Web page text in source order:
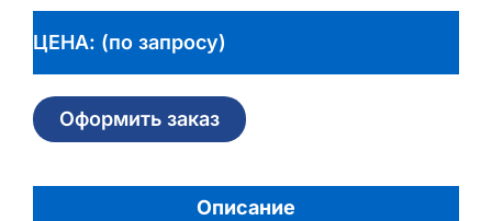
ЦЕНА: (по запросу)
Оформить заказ
Описание